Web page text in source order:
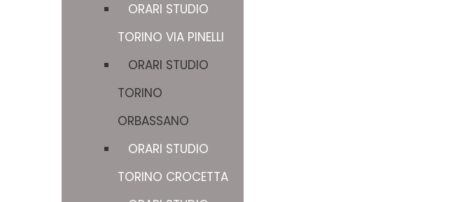
ORARI STUDIO
TORINO VIA PINELLI
ORARI STUDIO
TORINO
ORBASSANO
ORARI STUDIO
TORINO CROCETTA